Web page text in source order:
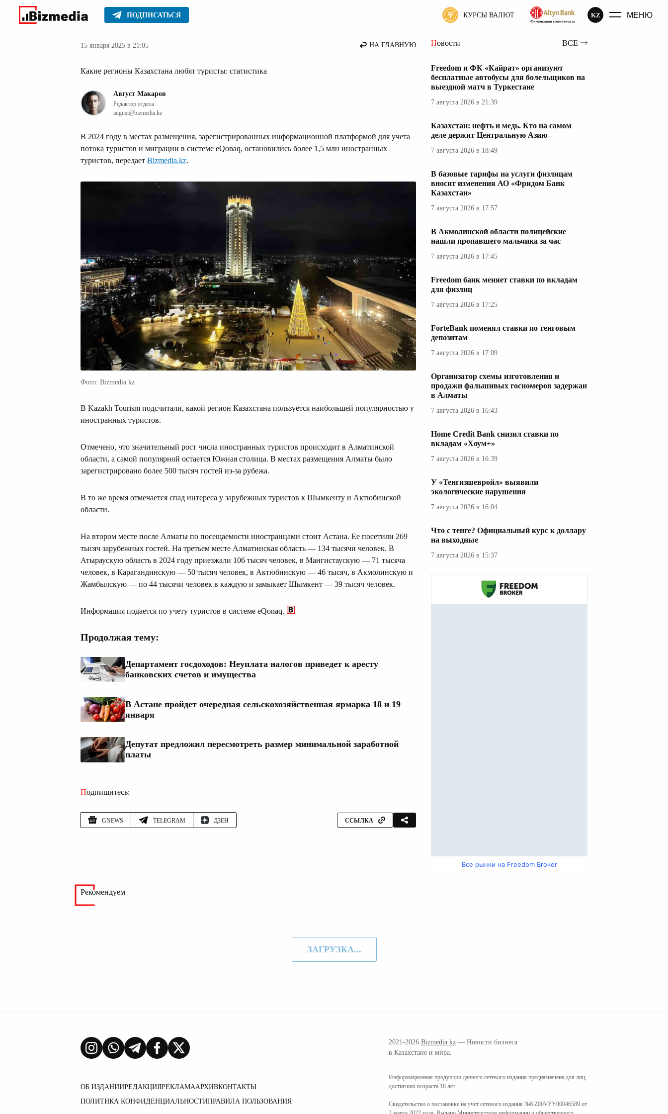
ПОДПИСАТЬСЯ КУРСЫ ВАЛЮТ KZ МЕНЮ
Главное Стиль жизни
15 января 2025 в 21:05 НА ГЛАВНУЮ
Какие регионы Казахстана любят туристы: статистика
Август Макаров
Редактор отдела
august@bizmedia.kz
В 2024 году в местах размещения, зарегистрированных информационной платформой для учета
потока туристов и миграции в системе eQonaq, остановились более 1,5 млн иностранных
туристов, передает Bizmedia.kz.
Фото: Bizmedia.kz
В Kazakh Tourism подсчитали, какой регион Казахстана пользуется наибольшей популярностью у
иностранных туристов.
Отмечено, что значительный рост числа иностранных туристов происходит в Алматинской
области, а самой популярной остается Южная столица. В местах размещения Алматы было
зарегистрировано более 500 тысяч гостей из-за рубежа.
В то же время отмечается спад интереса у зарубежных туристов к Шымкенту и Актюбинской
области.
На втором месте после Алматы по посещаемости иностранцами стоит Астана. Ее посетили 269
тысяч зарубежных гостей. На третьем месте Алматинская область — 134 тысячи человек. В
Атыраускую область в 2024 году приезжали 106 тысяч человек, в Мангистаускую — 71 тысяча
человек, в Карагандинскую — 50 тысяч человек, в Актюбинскую — 46 тысяч, в Акмолинскую и
Жамбылскую — по 44 тысячи человек в каждую и замыкает Шымкент — 39 тысяч человек.
Информация подается по учету туристов в системе eQonaq.
Продолжая тему:
Департамент госдоходов: Неуплата налогов приведет к аресту
банковских счетов и имущества
В Астане пройдет очередная сельскохозяйственная ярмарка 18 и 19
января
Депутат предложил пересмотреть размер минимальной заработной
платы
Подпишитесь:
GNEWS TELEGRAM ДЗЕН ССЫЛКА
Новости ВСЕ
Freedom и ФК «Кайрат» организуют
бесплатные автобусы для болельщиков на
выездной матч в Туркестане
7 августа 2026 в 21:39
Казахстан: нефть и медь. Кто на самом
деле держит Центральную Азию
7 августа 2026 в 18:49
В базовые тарифы на услуги физлицам
вносит изменения АО «Фридом Банк
Казахстан»
7 августа 2026 в 17:57
В Акмолинской области полицейские
нашли пропавшего мальчика за час
7 августа 2026 в 17:45
Freedom банк меняет ставки по вкладам
для физлиц
7 августа 2026 в 17:25
ForteBank поменял ставки по тенговым
депозитам
7 августа 2026 в 17:09
Организатор схемы изготовления и
продажи фальшивых госномеров задержан
в Алматы
7 августа 2026 в 16:43
Home Credit Bank снизил ставки по
вкладам «Хоум+»
7 августа 2026 в 16:39
У «Тенгизшевройл» выявили
экологические нарушения
7 августа 2026 в 16:04
Что с тенге? Официальный курс к доллару
на выходные
7 августа 2026 в 15:37
Все рынки на Freedom Broker
Рекомендуем
ЗАГРУЗКА...
ОБ ИЗДАНИИРЕДАКЦИЯРЕКЛАМААРХИВКОНТАКТЫ
ПОЛИТИКА КОНФИДЕНЦИАЛЬНОСТИПРАВИЛА ПОЛЬЗОВАНИЯ
2021-2026 Bizmedia.kz — Новости бизнеса
в Казахстане и мира.
Информационная продукция данного сетевого издания предназначена для лиц,
достигших возраста 18 лет
Свидетельство о постановке на учет сетевого издания №KZ00VPY00046589 от